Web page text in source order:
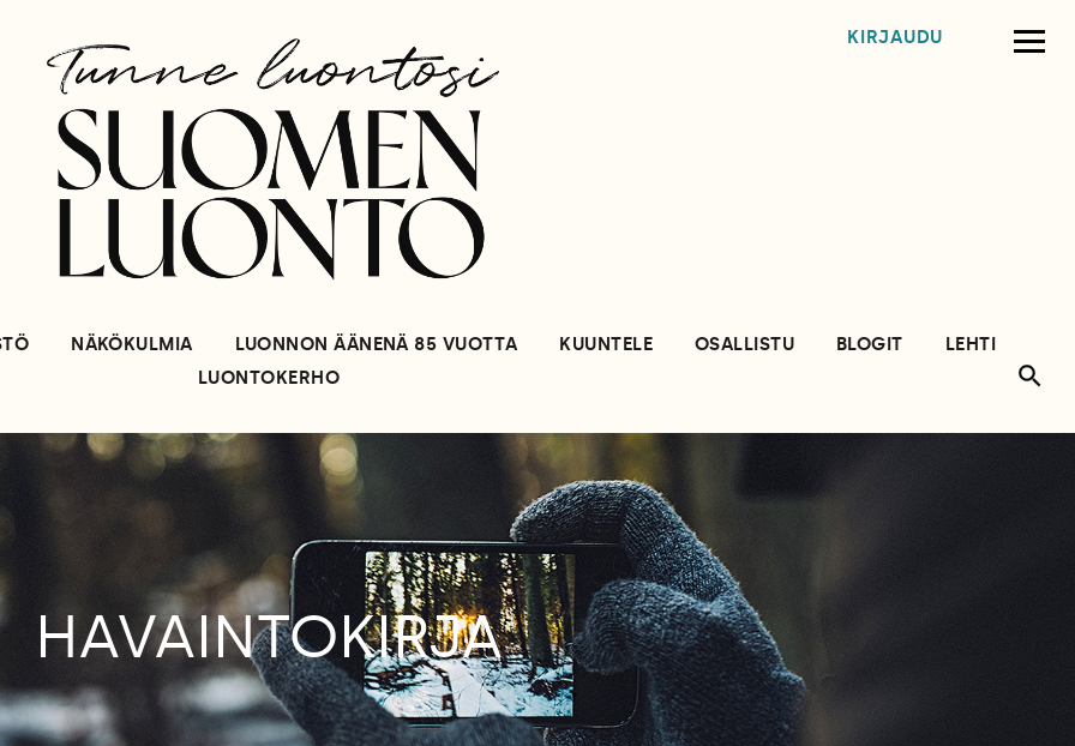
KIRJAUDU
NÄKÖKULMIA LUONNON ÄÄNENÄ 85 VUOTTA KUUNTELE OSALLISTU BLOGIT
LEHTI
LUONTOKERHO
HAVAINTOKIRJA